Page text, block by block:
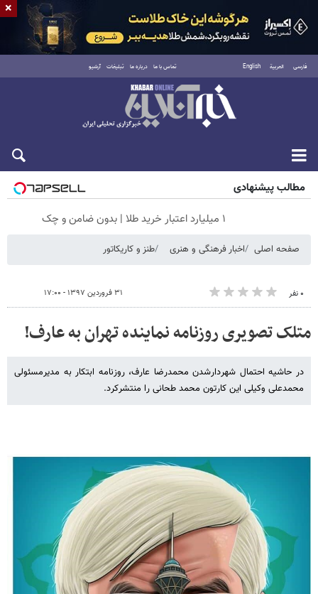
فارسی العربية English تماس با ما درباره ما تبلیغات آرشیو
شنبه ۱۷ مرداد ۱۴۰۵
مطالب پیشنهادی
۱ میلیارد اعتبار خرید طلا | بدون ضامن و چک
صفحه اصلی اخبار فرهنگی و هنری طنز و کاریکاتور
۰ نفر ۳۱ فروردین ۱۳۹۷ - ۱۷:۰۰
متلک تصویری روزنامه نماینده تهران به عارف!
در حاشیه احتمال شهردارشدن محمدرضا عارف، روزنامه ابتکار به مدیرمسئولی
محمدعلی وکیلی این کارتون محمد طحانی را منتشرکرد.
×